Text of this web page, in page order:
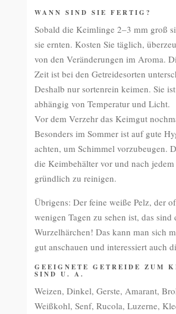
WANN SIND SIE FERTIG?
Sobald die Keimlinge 2–3 mm groß
sie ernten. Kosten Sie täglich,
von den Veränderungen im Aroma.
Zeit ist bei den Getreidesorten
Deshalb nur sortenrein keimen. Sie
abhängig von Temperatur und Licht.
Vor dem Verzehr das Keimgut
Besonders im Sommer ist auf gute
achten, um Schimmel vorzubeugen.
die Keimbehälter vor und nach jedem
gründlich zu reinigen.
Übrigens: Der feine weiße Pelz, der
wenigen Tagen zu sehen ist, das sind
Wurzelhärchen! Das kann man sich
gut anschauen und interessiert auch
GEEIGNETE GETREIDE ZUM
SIND U. A.
Weizen, Dinkel, Gerste, Amarant,
Weißkohl, Senf, Rucola, Luzerne,